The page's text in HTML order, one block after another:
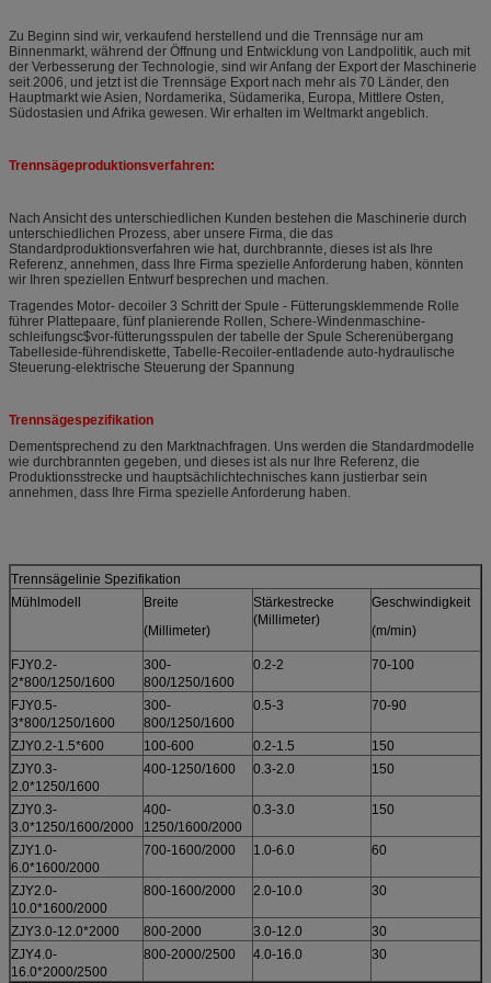
Zu Beginn sind wir, verkaufend herstellend und die Trennsäge nur am
Binnenmarkt, während der Öffnung und Entwicklung von Landpolitik, auch mit
der Verbesserung der Technologie, sind wir Anfang der Export der Maschinerie
seit 2006, und jetzt ist die Trennsäge Export nach mehr als 70 Länder, den
Hauptmarkt wie Asien, Nordamerika, Südamerika, Europa, Mittlere Osten,
Südostasien und Afrika gewesen. Wir erhalten im Weltmarkt angeblich.
Trennsägeproduktionsverfahren:
Nach Ansicht des unterschiedlichen Kunden bestehen die Maschinerie durch
unterschiedlichen Prozess, aber unsere Firma, die das
Standardproduktionsverfahren wie hat, durchbrannte, dieses ist als Ihre
Referenz, annehmen, dass Ihre Firma spezielle Anforderung haben, könnten
wir Ihren speziellen Entwurf besprechen und machen.
Tragendes Motor- decoiler 3 Schritt der Spule - Fütterungsklemmende Rolle
führer Plattepaare, fünf planierende Rollen, Schere-Windenmaschine-
schleifungsc$vor-fütterungsspulen der tabelle der Spule Scherenübergang
Tabelleside-führendiskette, Tabelle-Recoiler-entladende auto-hydraulische
Steuerung-elektrische Steuerung der Spannung
Trennsägespezifikation
Dementsprechend zu den Marktnachfragen. Uns werden die Standardmodelle
wie durchbrannten gegeben, und dieses ist als nur Ihre Referenz, die
Produktionsstrecke und hauptsächlichtechnisches kann justierbar sein
annehmen, dass Ihre Firma spezielle Anforderung haben.
Trennsägelinie Spezifikation
Mühlmodell
Breite
(Millimeter)
Stärkestrecke
(Millimeter)
Geschwindigkeit
(m/min)
FJY0.2-
2*800/1250/1600
300-
800/1250/1600
0.2-2 70-100
FJY0.5-
3*800/1250/1600
300-
800/1250/1600
0.5-3 70-90
ZJY0.2-1.5*600 100-600 0.2-1.5
150
ZJY0.3-
2.0*1250/1600
400-1250/1600 0.3-2.0 150
ZJY0.3-
3.0*1250/1600/2000
400-
1250/1600/2000
0.3-3.0 150
ZJY1.0-
6.0*1600/2000
700-1600/2000 1.0-6.0 60
ZJY2.0-
10.0*1600/2000
800-1600/2000 2.0-10.0 30
ZJY3.0-12.0*2000 800-2000 3.0-12.0
30
ZJY4.0-
16.0*2000/2500
800-2000/2500 4.0-16.0 30